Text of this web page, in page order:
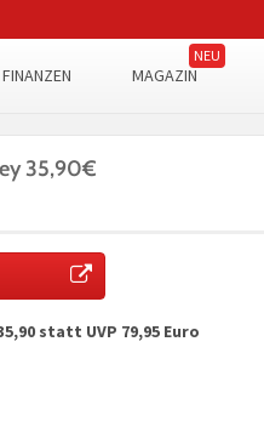
FINANZEN MAGAZIN
35,90€
statt UVP 79,95 Euro